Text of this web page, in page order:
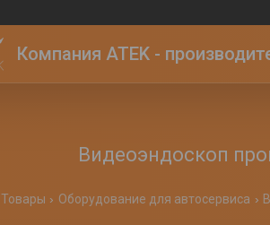
Компания ATEK -
Видеоэндоскоп
Товары Оборудование для автосервиса